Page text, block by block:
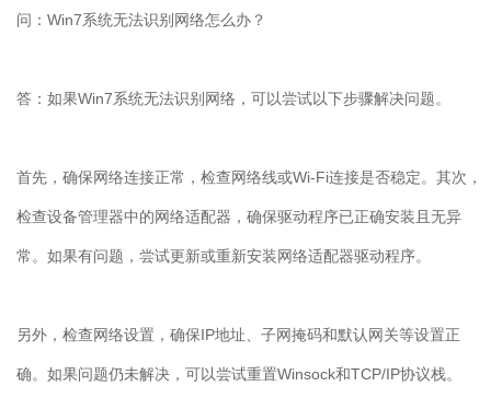
问： Win7系统无法识别网络怎么办？
答：如果Win7系统无法识别网络，可以尝试以下步骤解决问题。
首先，确保网络连接正常，检查网络线或Wi-Fi连接是否稳定。其次，
检查设备管理器中的网络适配器，确保驱动程序已正确安装且无异
常。如果有问题，尝试更新或重新安装网络适配器驱动程序。
另外，检查网络设置，确保IP地址、子网掩码和默认网关等设置正
确。如果问题仍未解决，可以尝试重置Winsock和TCP/IP协议栈。